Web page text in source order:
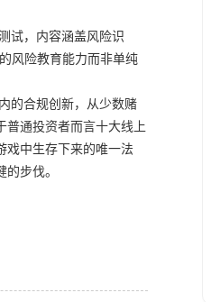
试，内容涵盖风险识
风险教育能力而非单纯
的合规创新，从少数赌
普通投资者而言十大线上
戏中生存下来的唯一法
步伐。